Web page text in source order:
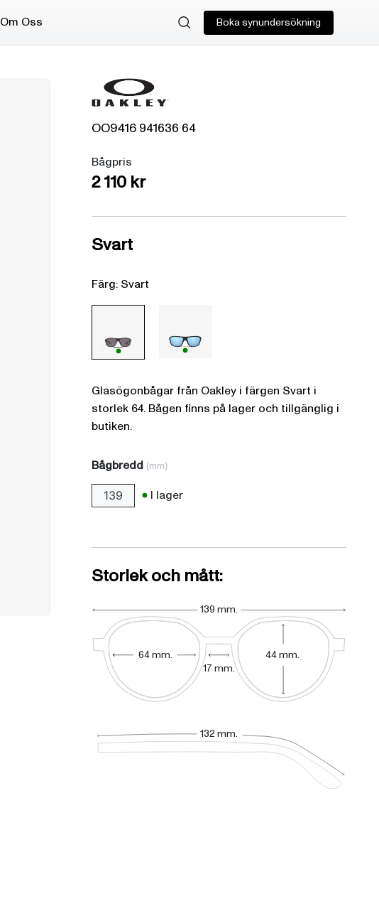
Om Oss Boka synundersökning
OO9416 941636 64
Bågpris
2 110 kr
Svart
Färg: Svart
Glasögonbågar från Oakley i färgen Svart i
storlek 64. Bågen finns på lager och tillgänglig i
butiken.
Bågbredd (mm)
139 I lager
Storlek och mått:
17 mm.
64 mm. 44 mm.
139 mm.
132 mm.